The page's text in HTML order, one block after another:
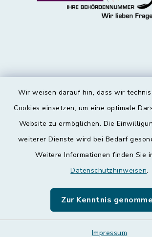
Wir weisen darauf hin, dass wir
Cookies einsetzen, um eine optimale
Website zu ermöglichen. Die
weiterer Dienste wird bei Bedarf
Weitere Informationen finden Sie
Datenschutzhinweisen.
Zur Kenntnis
Impressum
Kontakt
Datenschutz
Leichte Sprache
Sitemap